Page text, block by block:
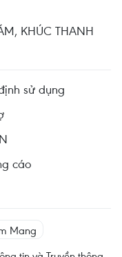
KHÚC THANH
sử dụng
cáo